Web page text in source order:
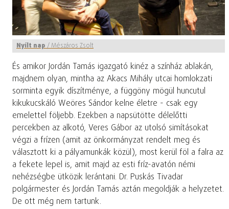
Nyílt nap/Mészáros Zsolt
És amikor Jordán Tamás igazgató kinéz a színház ablakán,
majdnem olyan, mintha az Akacs Mihály utcai homlokzati
sorminta egyik díszítménye, a függöny mögül huncutul
kikukucskáló Weöres Sándor kelne életre - csak egy
emelettel följebb. Ezekben a napsütötte délelőtti
percekben az alkotó, Veres Gábor az utolsó simításokat
végzi a frízen (amit az önkormányzat rendelt meg és
választott ki a pályamunkák közül), most kerül föl a falra az
a fekete lepel is, amit majd az esti fríz-avatón némi
nehézségbe ütközik lerántani. Dr. Puskás Tivadar
polgármester és Jordán Tamás aztán megoldják a helyzetet.
De ott még nem tartunk.